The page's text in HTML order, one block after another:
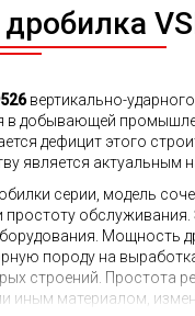
вертикально-
в добывающей
дефицит этого
является актуальным
серии, модель
простоту
Мощность
породу на
строений. Простота
иным материалом,